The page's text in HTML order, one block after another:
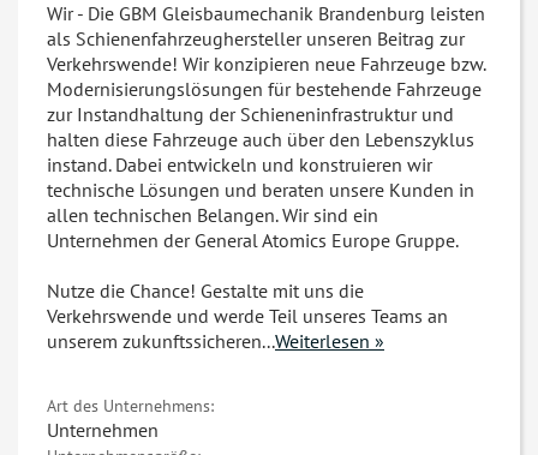
Wir - Die GBM Gleisbaumechanik Brandenburg leisten
als Schienenfahrzeughersteller unseren Beitrag zur
Verkehrswende! Wir konzipieren neue Fahrzeuge bzw.
Modernisierungslösungen für bestehende Fahrzeuge
zur Instandhaltung der Schieneninfrastruktur und
halten diese Fahrzeuge auch über den Lebenszyklus
instand. Dabei entwickeln und konstruieren wir
technische Lösungen und beraten unsere Kunden in
allen technischen Belangen. Wir sind ein
Unternehmen der General Atomics Europe Gruppe.
Nutze die Chance! Gestalte mit uns die
Verkehrswende und werde Teil unseres Teams an
unserem zukunftssicheren...Weiterlesen »
Art des Unternehmens:
Unternehmen